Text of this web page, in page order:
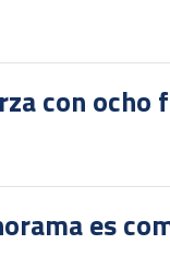
con
es